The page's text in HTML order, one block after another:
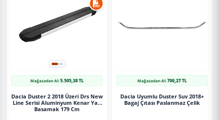
Mağazadan Al:5.505,38 TL
Dacia Duster 2 2018 Üzeri Drs New
Line Serisi Aluminyum Kenar Yan
Basamak 179 Cm
Mağazadan Al:700,27 TL
Dacia Uyumlu Duster Suv 2018+
Bagaj Çıtası Paslanmaz Çelik